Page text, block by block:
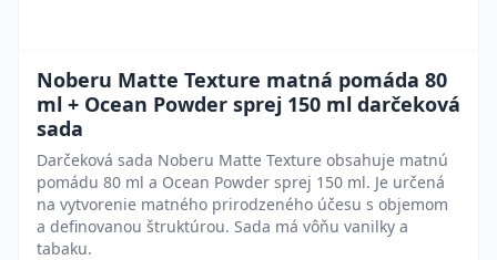
Noberu Matte Texture matná pomáda 80
ml + Ocean Powder sprej 150 ml darčeková
sada
Darčeková sada Noberu Matte Texture obsahuje matnú
pomádu 80 ml a Ocean Powder sprej 150 ml. Je určená
na vytvorenie matného prirodzeného účesu s objemom
a definovanou štruktúrou. Sada má vôňu vanilky a
tabaku.